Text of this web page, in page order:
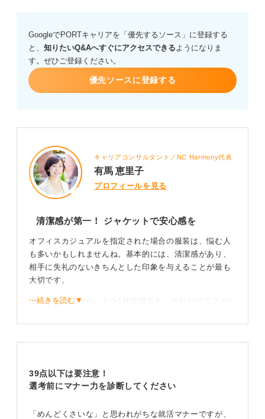
GoogleでPORTキャリアを「優先するソース」に登録する
と、 知りたいQ&Aへすぐにアクセスできるようになりま
す。ぜひご登録ください。
優先ソースに登録する
キャリアコンサルタント／NC Harmony代表
有馬 恵里子
プロフィールを見る
清潔感が第一！ ジャケットで安心感を
オフィスカジュアルを指定された場合の服装は、悩む人
も多いかもしれませんね。基本的には、清潔感があり、
相手に失礼のないきちんとした印象を与えることが最も
大切です。
迷ったら、ジャケットを1枚羽織ると、それだけでフォー
かつてはスカートが良いといわれることもありました
⋯続きを読む▼
39点以下は要注意！
選考前にマナー力を診断してください
「めんどくさいな」と思われがちな就活マナーですが、